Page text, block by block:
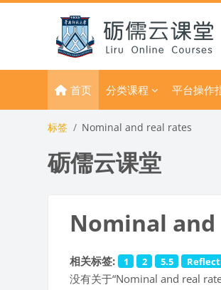
首页 分类课程 平台操作
标签 Nominal and real rates
砺儒云课堂
Nominal
相关标签: 1 2 5.5
没有关于“Nominal and real